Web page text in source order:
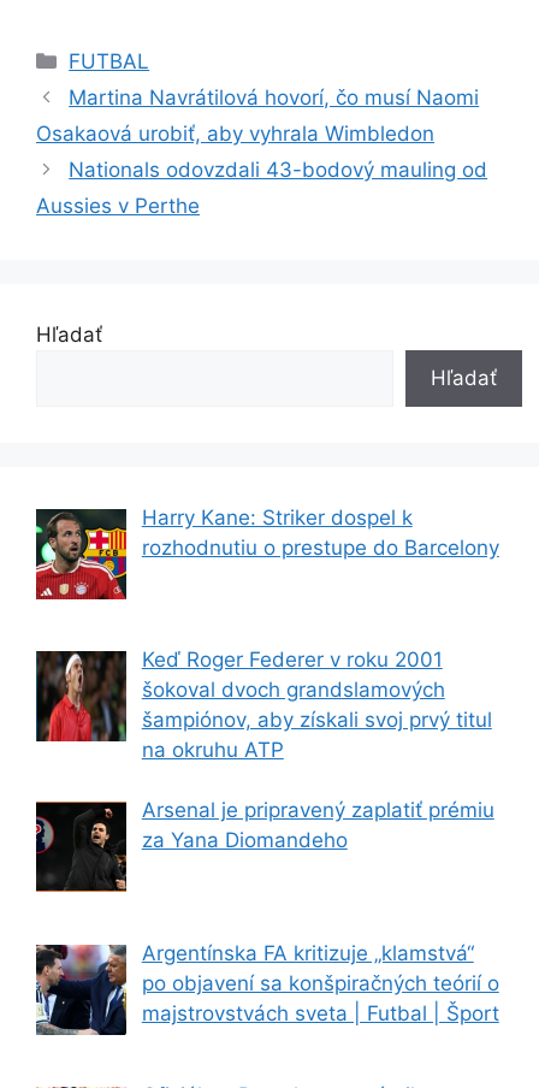
Kategórie
FUTBAL
Martina Navrátilová hovorí, čo musí Naomi
Osakaová urobiť, aby vyhrala Wimbledon
Nationals odovzdali 43-bodový mauling od
Aussies v Perthe
Hľadať
Hľadať
Harry Kane: Striker dospel k
rozhodnutiu o prestupe do Barcelony
Keď Roger Federer v roku 2001
šokoval dvoch grandslamových
šampiónov, aby získali svoj prvý titul
na okruhu ATP
Arsenal je pripravený zaplatiť prémiu
za Yana Diomandeho
Argentínska FA kritizuje „klamstvá“
po objavení sa konšpiračných teórií o
majstrovstvách sveta | Futbal | Šport